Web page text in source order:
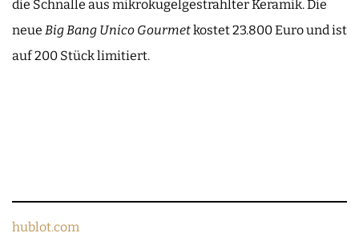
die Schnalle aus mikrokugelgestrahlter Keramik. Die
neue Big Bang Unico Gourmetkostet 23.800 Euro und ist
auf 200 Stück limitiert.
hublot.com